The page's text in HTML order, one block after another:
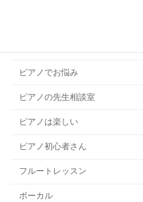
ピアノでお悩み
ピアノの先生相談室
ピアノは楽しい
ピアノ初心者さん
フルートレッスン
ボーカル